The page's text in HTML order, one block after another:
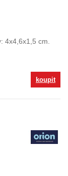
4x4,6x1,5 cm.
koupit